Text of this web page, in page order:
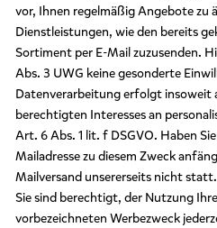
vor, Ihnen regelmäßig Angebote zu
Dienstleistungen, wie den bereits
Sortiment per E-Mail zuzusenden.
Abs. 3 UWG keine gesonderte
Datenverarbeitung erfolgt insoweit
berechtigten Interesses an
Art. 6 Abs. 1 lit. f DSGVO. Haben
Mailadresse zu diesem Zweck
Mailversand unsererseits nicht statt.
Sie sind berechtigt, der Nutzung
vorbezeichneten Werbezweck